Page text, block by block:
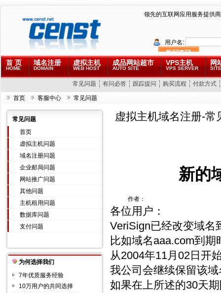
领先的互联网应用服务提供商
用户名:
首 页
HOME
域名注册
DOMAIN
虚拟主机
WEB HOST
成品网站超市
AUTO SITE
VPS主机
VPS SERVER
网
常见问题 有问必答 跟踪提问 购买流程 付款方式
首页 客服中心 常见问题
常见问题
首页
虚拟主机问题
域名注册问题
企业邮局问题
网站推广问题
其他问题
主机租用问题
数据库问题
支付问题
为何选择我们
7年优质服务经验
10万用户的共同选择
虚拟主机域名注册-常
新的
作者：
各位用户：
VeriSign已经改变域名
比如域名aaa.com到
从2004年11月02日开
我公司会继续保留该
如果在上所述的30天